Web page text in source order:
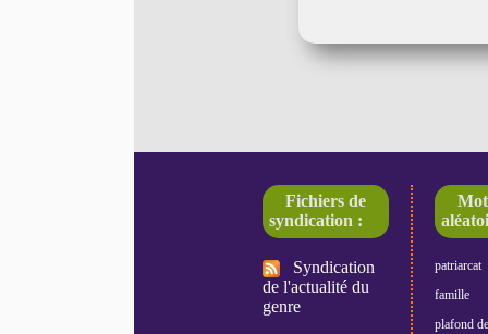
Fichiers de
syndication :
Syndication
de l'actualité du
genre
patriarcat
famille
plafond